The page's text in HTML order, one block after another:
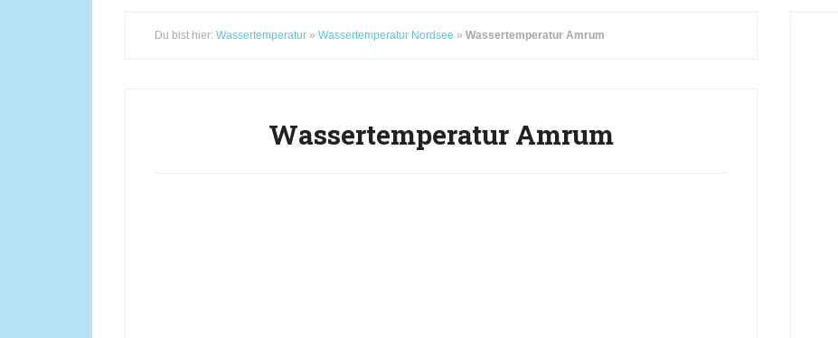
Du bist hier: Wassertemperatur » Wassertemperatur Nordsee » Wassertemperatur Amrum
Wassertemperatur Amrum